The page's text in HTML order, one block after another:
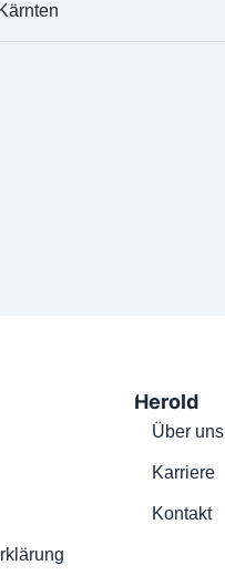
Kärnten
Herold
Über uns
Karriere
Kontakt